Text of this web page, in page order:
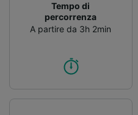
Tempo di
percorrenza
A partire da 3h 2min